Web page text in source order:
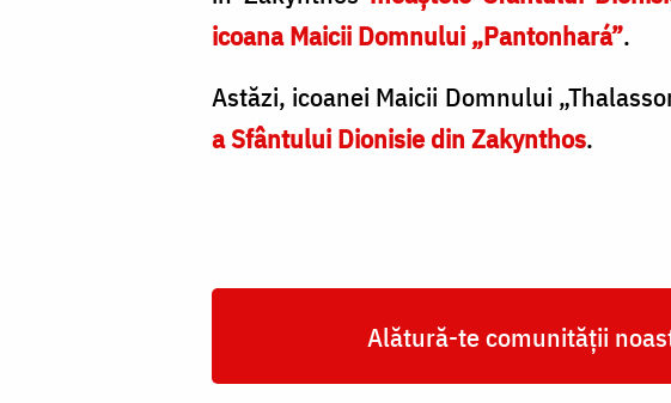
icoana Maicii Domnului „Pantonhará”.
Astăzi, icoanei Maicii Domnului
a Sfântului Dionisie din Zakynthos.
Alătură-te comunității